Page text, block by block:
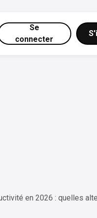
Se
connecter
en 2026 : quelles